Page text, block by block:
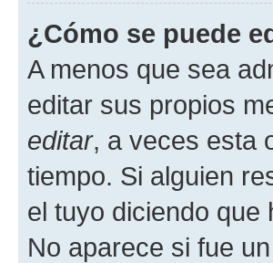
¿Cómo se puede
A menos que sea
editar sus propios
editar, a veces esta
tiempo. Si alguien
el tuyo diciendo que
No aparece si fue